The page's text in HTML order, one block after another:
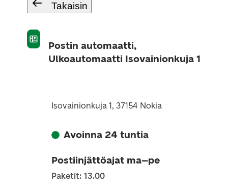
Takaisin
Postin automaatti,
Ulkoautomaatti Isovainionkuja 1
Isovainionkuja 1, 37154 Nokia
Avoinna 24 tuntia
Postiinjättöajat ma–pe
Paketit: 13.00